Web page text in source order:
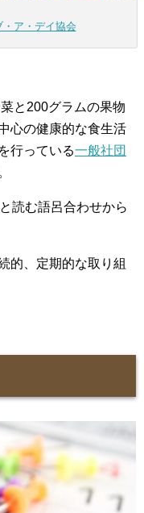
ア・デイ協会
と200グラムの果物
心の健康的な食生活
行っている一般社団
読む語呂合わせから
的、定期的な取り組